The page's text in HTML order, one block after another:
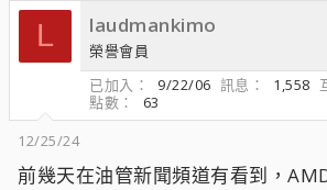
L laudmankimo
榮譽會員
已加入
9/22/06 訊息 1,558
點數
63
12/25/24
前幾天在油管新聞頻道有看到，